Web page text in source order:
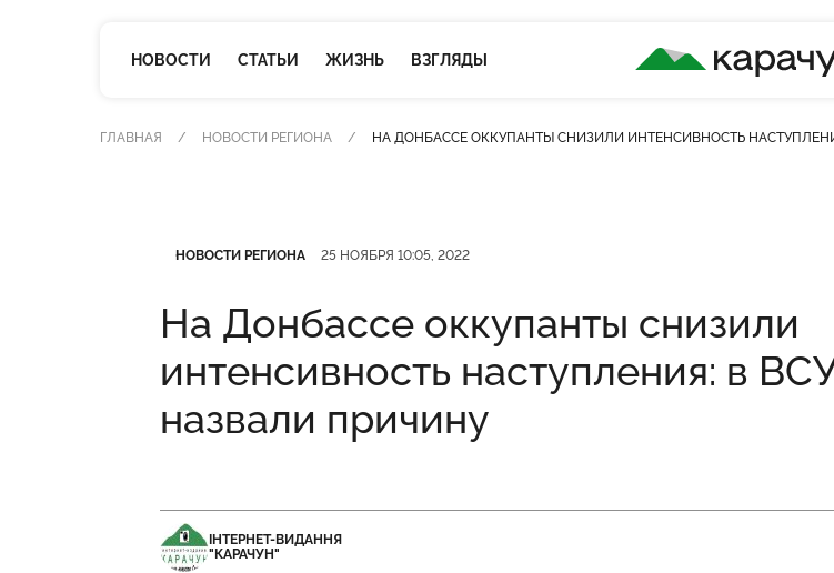
НОВОСТИ СТАТЬИ ЖИЗНЬ ВЗГЛЯДЫ
КАРАЧУН
ГЛАВНАЯ НОВОСТИ РЕГИОНА НА ДОНБАССЕ ОККУПАНТЫ СНИЗИЛИ ИНТЕНСИВНОСТЬ
НОВОСТИ РЕГИОНА 25 НОЯБРЯ 10:05, 2022
На Донбассе оккупанты снизили
интенсивность наступления: в
назвали причину
ІНТЕРНЕТ-ВИДАННЯ
"КАРАЧУН"